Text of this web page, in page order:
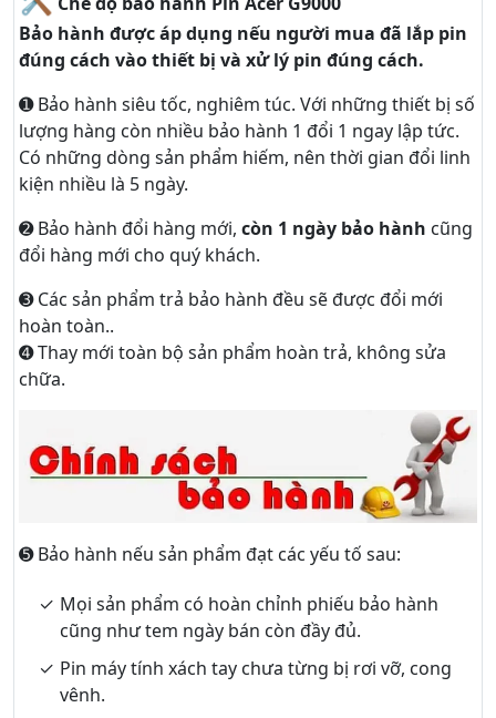
Bảo hành được áp dụng nếu người mua đã lắp pin
đúng cách vào thiết bị và xử lý pin đúng cách.
➊ Bảo hành siêu tốc, nghiêm túc. Với những thiết bị số
lượng hàng còn nhiều bảo hành 1 đổi 1 ngay lập tức.
Có những dòng sản phẩm hiếm, nên thời gian đổi linh
kiện nhiều là 5 ngày.
➋ Bảo hành đổi hàng mới, còn 1 ngày bảo hành cũng
đổi hàng mới cho quý khách.
➌ Các sản phẩm trả bảo hành đều sẽ được đổi mới
hoàn toàn..
➍ Thay mới toàn bộ sản phẩm hoàn trả, không sửa
chữa.
➎ Bảo hành nếu sản phẩm đạt các yếu tố sau:
Mọi sản phẩm có hoàn chỉnh phiếu bảo hành
cũng như tem ngày bán còn đầy đủ.
Pin máy tính xách tay chưa từng bị rơi vỡ, cong
vênh.